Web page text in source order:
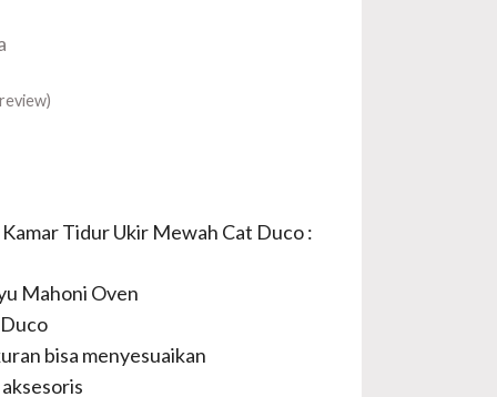
Tidur Ukir Mewah Cat Duco :
Mahoni Oven
bisa menyesuaikan